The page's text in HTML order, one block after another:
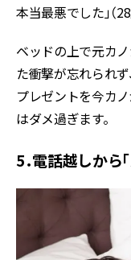
本当最悪でした」（
ベッドの上で元カ
た衝撃が忘れられ
プレゼントを今カ
はダメ過ぎます。
5．電話越しから